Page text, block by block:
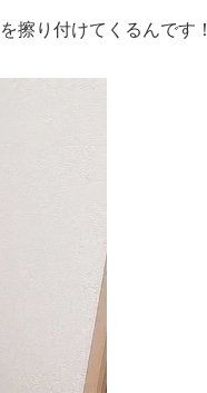
擦り付けてくるんです！